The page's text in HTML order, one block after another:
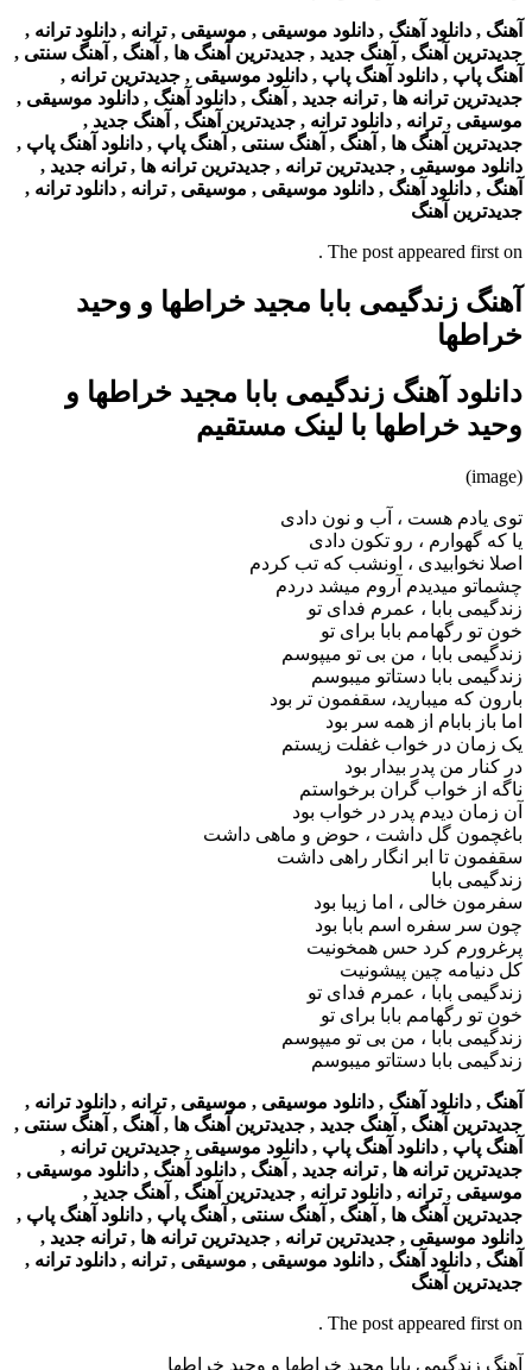
آهنگ , دانلود آهنگ , دانلود موسیقی , موسیقی , ترانه , دانلود ترانه ,
جدیدترین آهنگ , آهنگ جدید , جدیدترین آهنگ ها , آهنگ , آهنگ سنتی ,
آهنگ پاپ , دانلود آهنگ پاپ , دانلود موسیقی , جدیدترین ترانه ,
جدیدترین ترانه ها , ترانه جدید , آهنگ , دانلود آهنگ , دانلود موسیقی ,
موسیقی , ترانه , دانلود ترانه , جدیدترین آهنگ , آهنگ جدید ,
جدیدترین آهنگ ها , آهنگ , آهنگ سنتی , آهنگ پاپ , دانلود آهنگ پاپ ,
دانلود موسیقی , جدیدترین ترانه , جدیدترین ترانه ها , ترانه جدید ,
آهنگ , دانلود آهنگ , دانلود موسیقی , موسیقی , ترانه , دانلود ترانه ,
جدیدترین آهنگ
The post appeared first on .
آهنگ زندگیمی بابا مجید خراطها و وحید
خراطها
دانلود آهنگ زندگیمی بابا مجید خراطها و
وحید خراطها با لینک مستقیم
(image)
توی یادم هست ، آب و نون دادی
یا که گهوارم ، رو تکون دادی
اصلا نخوابیدی ، اونشب که تب کردم
چشماتو میدیدم آروم میشد دردم
زندگیمی بابا ، عمرم فدای تو
خون تو رگهامم بابا برای تو
زندگیمی بابا ، من بی تو میپوسم
زندگیمی بابا دستاتو میبوسم
بارون که میبارید، سقفمون تر بود
اما باز بابام از همه سر بود
یک زمان در خواب غفلت زیستم
در کنار من پدر بیدار بود
ناگه از خواب گران برخواستم
آن زمان دیدم پدر در خواب بود
باغچمون گل داشت ، حوض و ماهی داشت
سقفمون تا ابر انگار راهی داشت
زندگیمی بابا
سفرمون خالی ، اما زیبا بود
چون سر سفره اسم بابا بود
پرغرورم کرد حس همخونیت
کل دنیامه چین پیشونیت
زندگیمی بابا ، عمرم فدای تو
خون تو رگهامم بابا برای تو
زندگیمی بابا ، من بی تو میپوسم
زندگیمی بابا دستاتو میبوسم
آهنگ , دانلود آهنگ , دانلود موسیقی , موسیقی , ترانه , دانلود ترانه ,
جدیدترین آهنگ , آهنگ جدید , جدیدترین آهنگ ها , آهنگ , آهنگ سنتی ,
آهنگ پاپ , دانلود آهنگ پاپ , دانلود موسیقی , جدیدترین ترانه ,
جدیدترین ترانه ها , ترانه جدید , آهنگ , دانلود آهنگ , دانلود موسیقی ,
موسیقی , ترانه , دانلود ترانه , جدیدترین آهنگ , آهنگ جدید ,
جدیدترین آهنگ ها , آهنگ , آهنگ سنتی , آهنگ پاپ , دانلود آهنگ پاپ ,
دانلود موسیقی , جدیدترین ترانه , جدیدترین ترانه ها , ترانه جدید ,
آهنگ , دانلود آهنگ , دانلود موسیقی , موسیقی , ترانه , دانلود ترانه ,
جدیدترین آهنگ
The post appeared first on .
آهنگ زندگیمی بابا مجید خراطها و وحید خراطها